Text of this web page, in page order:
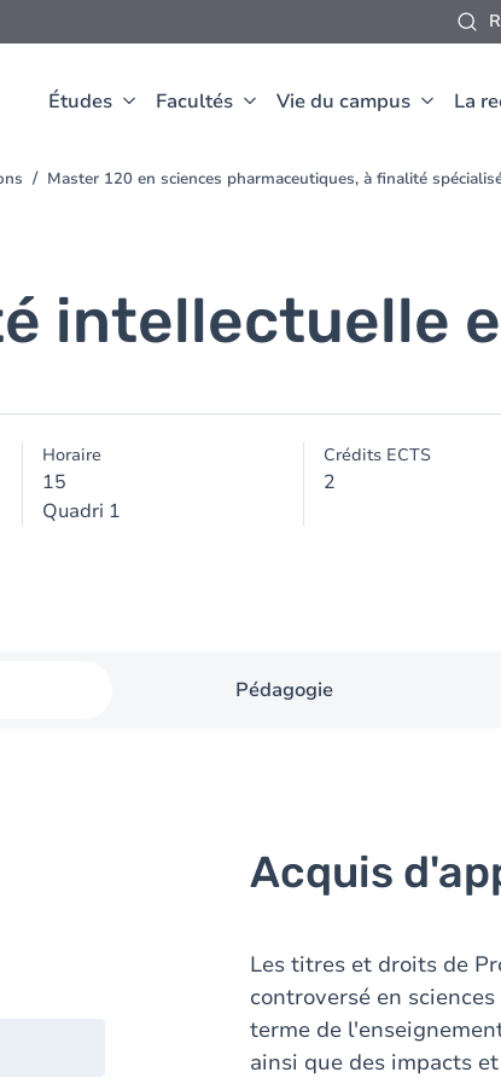
Études Facultés Vie du campus La
Master 120 en sciences pharmaceutiques, à finalité
intellectuelle
Horaire
15
Quadri 1
Crédits ECTS
2
Pédagogie
Acquis
Les titres et droits de
controversé en
terme de
ainsi que des impacts